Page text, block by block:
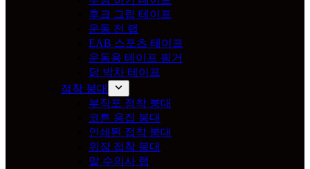
후크 그립 테이프
운동 전 랩
EAB 스포츠 테이프
운동용 테이프 핑거
닭 박차 테이프
점착 붕대
부직포 점착 붕대
코튼 응집 붕대
인쇄된 접착 붕대
위장 접착 붕대
말 수의사 랩